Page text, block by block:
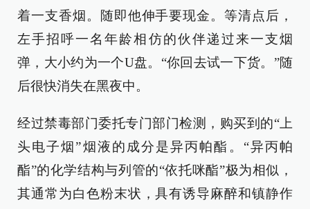
着一支香烟。随即他伸手要现金。等清点后，
左手招呼一名年龄相仿的伙伴递过来一支烟
弹，大小约为一个U盘。“你回去试一下货。”随
后很快消失在黑夜中。
经过禁毒部门委托专门部门检测，购买到的“上
头电子烟”烟液的成分是异丙帕酯。“异丙帕
酯”的化学结构与列管的“依托咪酯”极为相似，
其通常为白色粉末状，具有诱导麻醉和镇静作